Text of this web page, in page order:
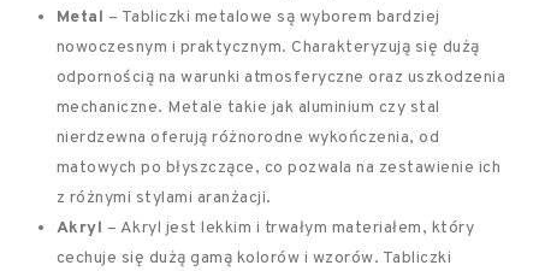
Metal – Tabliczki metalowe są wyborem bardziej
nowoczesnym i praktycznym. Charakteryzują się dużą
odpornością na warunki atmosferyczne oraz uszkodzenia
mechaniczne. Metale takie jak aluminium czy stal
nierdzewna oferują różnorodne wykończenia, od
matowych po błyszczące, co pozwala na zestawienie ich
z różnymi stylami aranżacji.
Akryl – Akryl jest lekkim i trwałym materiałem, który
cechuje się dużą gamą kolorów i wzorów. Tabliczki